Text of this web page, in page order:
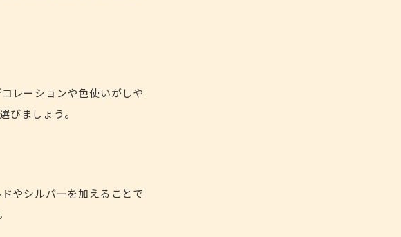
レーションや色使いがしや
びましょう。
やシルバーを加えることで